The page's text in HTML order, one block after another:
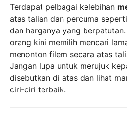
Terdapat pelbagai kelebihan
atas talian dan percuma
dan harganya yang
orang kini memilih mencari
menonton filem secara atas
Jangan lupa untuk merujuk
disebutkan di atas dan lihat
ciri-ciri terbaik.